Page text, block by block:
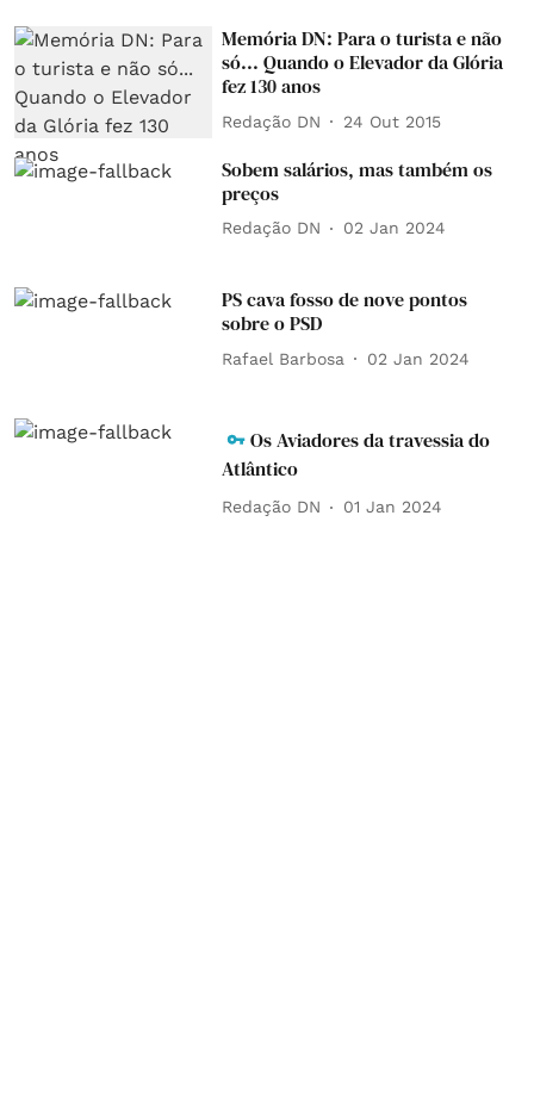
Memória DN: Para o turista e não
só... Quando o Elevador da Glória
fez 130 anos
Redação DN 24 Out 2015
Sobem salários, mas também os
preços
Redação DN 02 Jan 2024
PS cava fosso de nove pontos
sobre o PSD
Rafael Barbosa 02 Jan 2024
Os Aviadores da travessia do
Atlântico
Redação DN 01 Jan 2024